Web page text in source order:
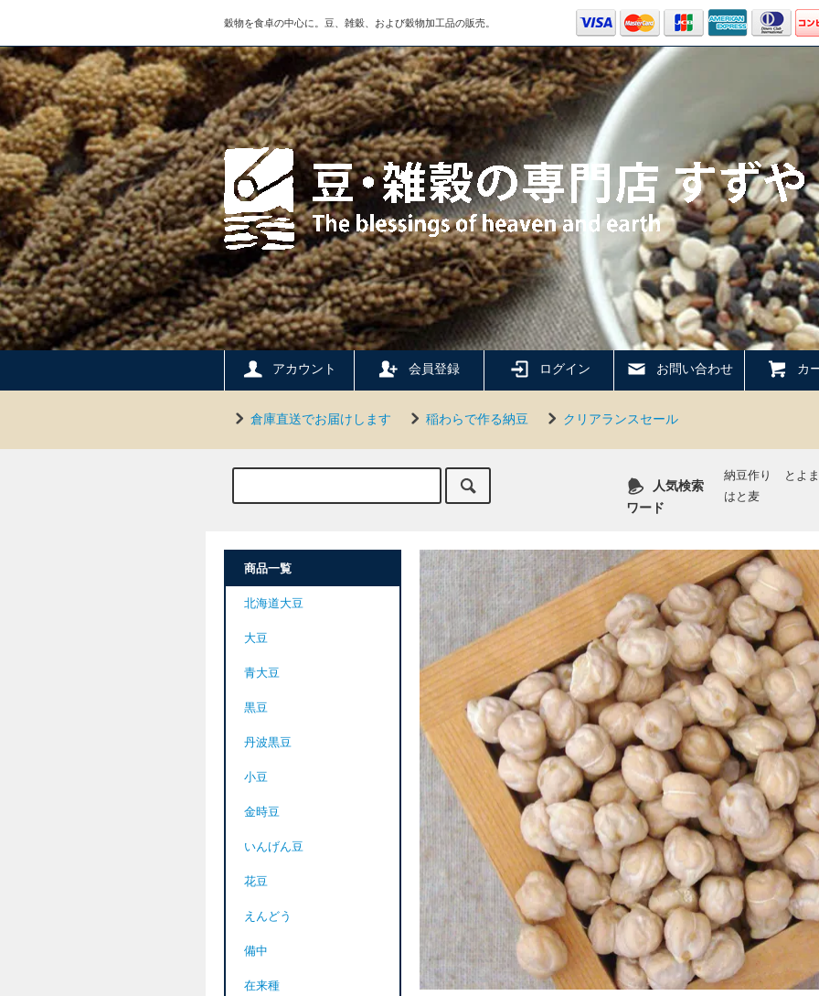
穀物を食卓の中心に。豆、雑穀、および穀物加工品の販売。
アカウント 会員登録 ログイン お問い合わせ カ
倉庫直送でお届けします 稲わらで作る納豆 クリアランスセール
人気検索
ワード
納豆作り
とよ
はと麦
商品一覧
北海道大豆
大豆
青大豆
黒豆
丹波黒豆
小豆
金時豆
いんげん豆
花豆
えんどう
備中
在来種